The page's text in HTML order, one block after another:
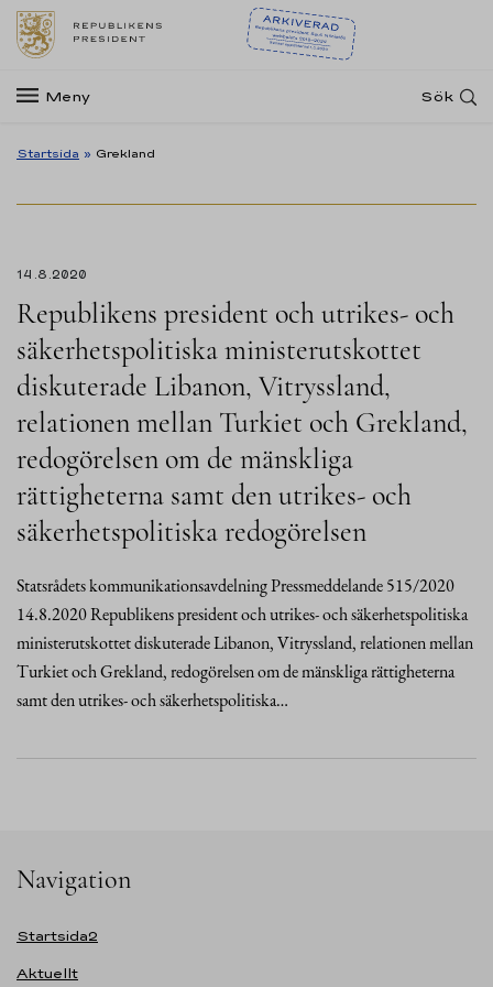
Meny Sök
Startsida » Grekland
14.8.2020
Republikens president och utrikes- och
säkerhetspolitiska ministerutskottet
diskuterade Libanon, Vitryssland,
relationen mellan Turkiet och Grekland,
redogörelsen om de mänskliga
rättigheterna samt den utrikes- och
säkerhetspolitiska redogörelsen
Statsrådets kommunikationsavdelning Pressmeddelande 515/2020
14.8.2020 Republikens president och utrikes- och säkerhetspolitiska
ministerutskottet diskuterade Libanon, Vitryssland, relationen mellan
Turkiet och Grekland, redogörelsen om de mänskliga rättigheterna
samt den utrikes- och säkerhetspolitiska…
Navigation
Startsida2
Aktuellt